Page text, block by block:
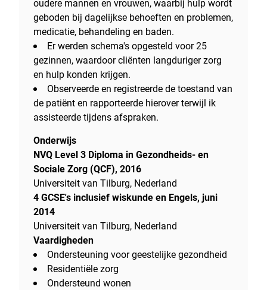
oudere mannen en vrouwen, waarbij hulp wordt
geboden bij dagelijkse behoeften en problemen,
medicatie, behandeling en baden.
Er werden schema's opgesteld voor 25
gezinnen, waardoor cliënten langduriger zorg
en hulp konden krijgen.
Observeerde en registreerde de toestand van
de patiënt en rapporteerde hierover terwijl ik
assisteerde tijdens afspraken.
Onderwijs
NVQ Level 3 Diploma in Gezondheids- en
Sociale Zorg (QCF), 2016
Universiteit van Tilburg, Nederland
4 GCSE's inclusief wiskunde en Engels, juni
2014
Universiteit van Tilburg, Nederland
Vaardigheden
Ondersteuning voor geestelijke gezondheid
Residentiële zorg
Ondersteund wonen